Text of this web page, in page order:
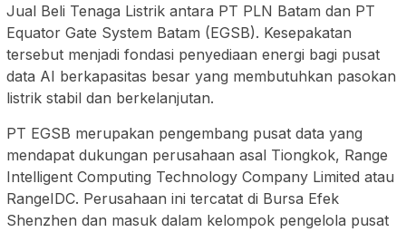
Jual Beli Tenaga Listrik antara PT PLN Batam dan PT
Equator Gate System Batam (EGSB). Kesepakatan
tersebut menjadi fondasi penyediaan energi bagi pusat
data AI berkapasitas besar yang membutuhkan pasokan
listrik stabil dan berkelanjutan.
PT EGSB merupakan pengembang pusat data yang
mendapat dukungan perusahaan asal Tiongkok, Range
Intelligent Computing Technology Company Limited atau
RangeIDC. Perusahaan ini tercatat di Bursa Efek
Shenzhen dan masuk dalam kelompok pengelola pusat